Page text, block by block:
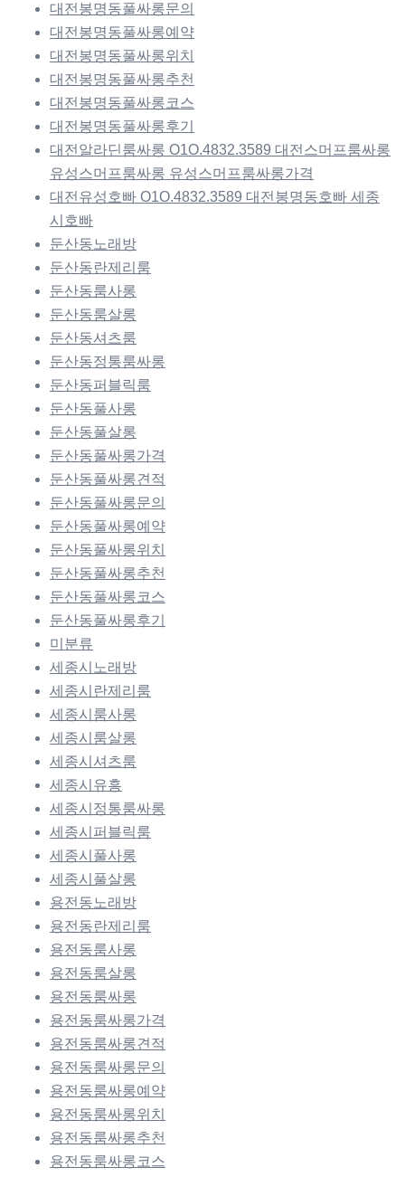
대전봉명동풀싸롱문의
대전봉명동풀싸롱예약
대전봉명동풀싸롱위치
대전봉명동풀싸롱추천
대전봉명동풀싸롱코스
대전봉명동풀싸롱후기
대전알라딘룸싸롱 O1O.4832.3589 대전스머프룸싸롱
유성스머프룸싸롱 유성스머프룸싸롱가격
대전유성호빠 O1O.4832.3589 대전봉명동호빠 세종
시호빠
둔산동노래방
둔산동란제리룸
둔산동룸사롱
둔산동룸살롱
둔산동셔츠룸
둔산동정통룸싸롱
둔산동퍼블릭룸
둔산동풀사롱
둔산동풀살롱
둔산동풀싸롱가격
둔산동풀싸롱견적
둔산동풀싸롱문의
둔산동풀싸롱예약
둔산동풀싸롱위치
둔산동풀싸롱추천
둔산동풀싸롱코스
둔산동풀싸롱후기
미분류
세종시노래방
세종시란제리룸
세종시룸사롱
세종시룸살롱
세종시셔츠룸
세종시유흥
세종시정통룸싸롱
세종시퍼블릭룸
세종시풀사롱
세종시풀살롱
용전동노래방
용전동란제리룸
용전동룸사롱
용전동룸살롱
용전동룸싸롱
용전동룸싸롱가격
용전동룸싸롱견적
용전동룸싸롱문의
용전동룸싸롱예약
용전동룸싸롱위치
용전동룸싸롱추천
용전동룸싸롱코스